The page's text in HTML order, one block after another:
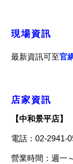
現場資訊
最新資訊可至官
店家資訊
【中和景平店】
電話：02-2941-
營業時間：週一